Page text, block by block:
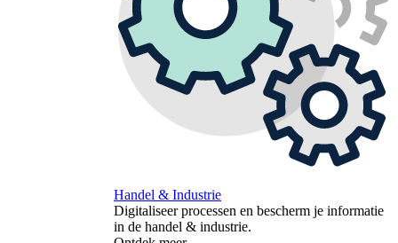
Handel & Industrie
Digitaliseer processen en bescherm je informatie
in de handel & industrie.